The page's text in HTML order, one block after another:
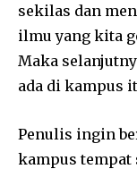
sekilas dan
ilmu yang kita
Maka
ada di kampus
Penulis ingin
kampus tempat